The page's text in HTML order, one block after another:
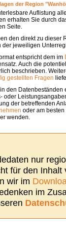
der Region
Auflistung
erhalten Sie durch
Seite.
den direkt zu dieser
der jeweiligen
entspricht dem im
Auch die
beschrieben.
gestellten Fragen
den Datenbeständen
oder
der betreffenden
oder am
wenden.
nur
für den Inhalt
wir im
im